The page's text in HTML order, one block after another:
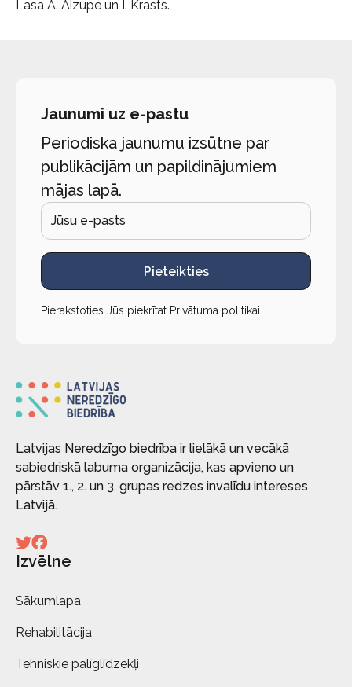
Lasa A. Aizupe un I. Krasts.
Jaunumi uz e-pastu
Periodiska jaunumu izsūtne par
publikācijām un papildinājumiem
mājas lapā.
Pieteikties
Pierakstoties Jūs piekrītat Privātuma politikai
Latvijas Neredzīgo biedrība ir lielākā un vecākā
sabiedriskā labuma organizācija, kas apvieno un
pārstāv 1., 2. un 3. grupas redzes invalīdu intereses
Latvijā.
Izvēlne
Sākumlapa
Rehabilitācija
Tehniskie palīglīdzekļi